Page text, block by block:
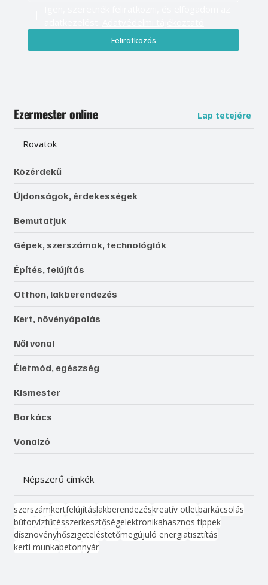
Feliratkozás
Ezermester online Lap tetejére
Rovatok
Közérdekű
Újdonságok, érdekességek
Bemutatjuk
Gépek, szerszámok, technológiák
Építés, felújítás
Otthon, lakberendezés
Kert, növényápolás
Női vonal
Életmód, egészség
Kismester
Barkács
Vonalzó
Népszerű címkék
szerszámkertfelújításlakberendezéskreatív ötletbarkácsolás
bútorvízfűtésszerkesztőségelektronikahasznos tippek
dísznövényhőszigeteléstetőmegújuló energiatisztítás
kerti munkabetonnyár